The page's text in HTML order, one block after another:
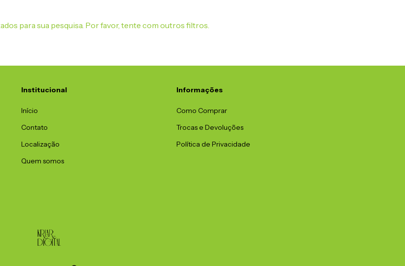
para sua pesquisa. Por favor, tente com outros filtros.
Institucional
Início
Contato
Localização
Quem somos
Informações
Como Comprar
Trocas e Devoluções
Política de Privacidade